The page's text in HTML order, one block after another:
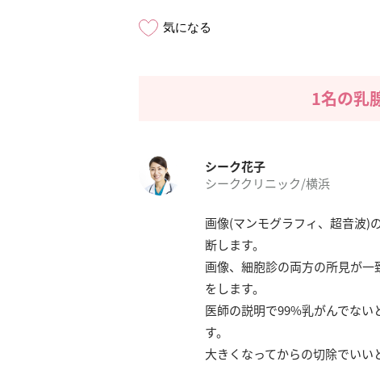
気になる
1名の乳
シーク花子
シーククリニック/横浜
画像(マンモグラフィ、超音波)
断します。
画像、細胞診の両方の所見が
をします。
医師の説明で99%乳がんでな
す。
大きくなってからの切除でい